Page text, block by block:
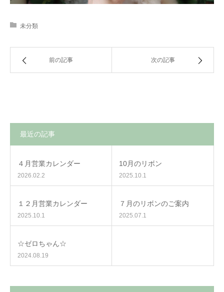
未分類
前の記事 次の記事
最近の記事
４月営業カレンダー
2026.02.2
10月のリボン
2025.10.1
１２月営業カレンダー
2025.10.1
７月のリボンのご案内
2025.07.1
☆ゼロちゃん☆
2024.08.19